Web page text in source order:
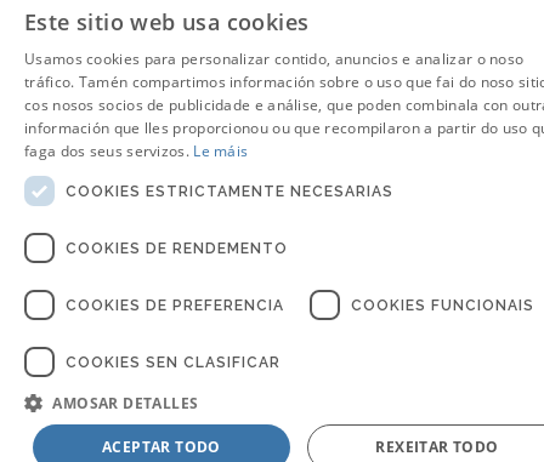
Este sitio web usa cookies
Usamos cookies para personalizar contido, anuncios e analizar o noso
tráfico. Tamén compartimos información sobre o uso que fai do noso
cos nosos socios de publicidade e análise, que poden combinala con
información que lles proporcionou ou que recompilaron a partir do uso
faga dos seus servizos. Le máis
COOKIES ESTRICTAMENTE NECESARIAS
COOKIES DE RENDEMENTO
COOKIES DE PREFERENCIA COOKIES FUNCIONAIS
COOKIES SEN CLASIFICAR
AMOSAR DETALLES
ACEPTAR TODO REXEITAR TODO